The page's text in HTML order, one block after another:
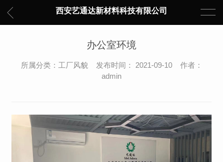
西安艺通达新材料科技有限公司
办公室环境
所属分类：工厂风貌 发布时间： 2021-09-10 作者：
admin